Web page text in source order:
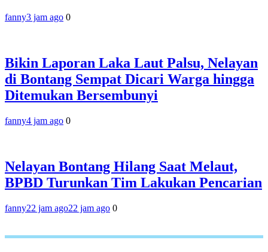
fanny3 jam ago 0
Bikin Laporan Laka Laut Palsu, Nelayan
di Bontang Sempat Dicari Warga hingga
Ditemukan Bersembunyi
fanny4 jam ago 0
Nelayan Bontang Hilang Saat Melaut,
BPBD Turunkan Tim Lakukan Pencarian
fanny22 jam ago22 jam ago 0